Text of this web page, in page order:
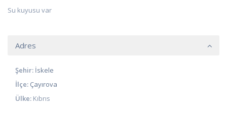
Su kuyusu var
Adres
Şehir: İskele
İlçe: Çayırova
Ülke: Kıbrıs